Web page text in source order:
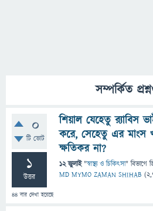
সম্পর্কিত
0
টি ভোট
1
উত্তর
44 বার দেখা হয়েছে
শিয়াল যেহেতু র‍্যাবিস
করে, সেহেতু এর মাংস
ক্ষতিকর না?
12 জুলাই "স্বাস্থ্য ও চিকিৎসা" বিভাগে
MD MYMO ZAMAN SHIHAB (